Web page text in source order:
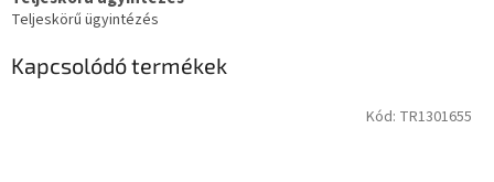
Teljeskörű ügyintézés
Kapcsolódó termékek
Kód: TR1301655